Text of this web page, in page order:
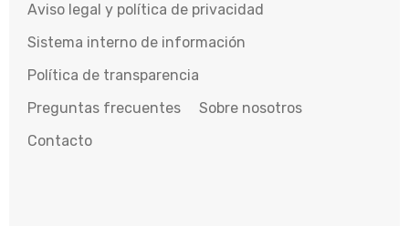
Aviso legal y política de privacidad
Sistema interno de información
Política de transparencia
Preguntas frecuentes
Sobre nosotros
Contacto